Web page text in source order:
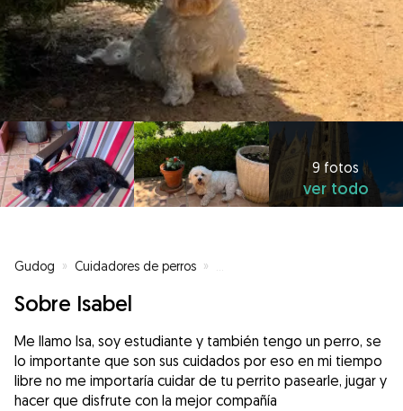
9 fotos
ver todo
Gudog » Cuidadores de perros »
Sobre Isabel
Me llamo Isa, soy estudiante y también tengo un perro, se
lo importante que son sus cuidados por eso en mi tiempo
libre no me importaría cuidar de tu perrito pasearle, jugar y
hacer que disfrute con la mejor compañía